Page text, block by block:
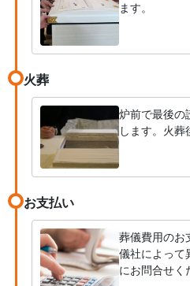
ます。
火葬
炉前で最後の
します。火葬
お支払い
葬儀費用のお
儀社によって
にお問合せく